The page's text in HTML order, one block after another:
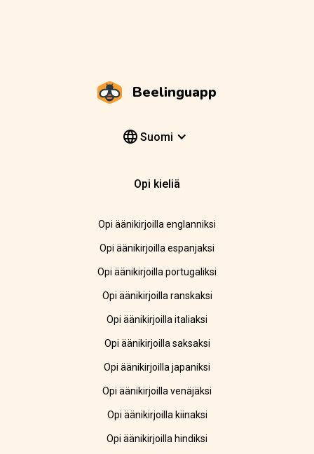
Beelinguapp
Suomi
Opi kieliä
Opi äänikirjoilla englanniksi
Opi äänikirjoilla espanjaksi
Opi äänikirjoilla portugaliksi
Opi äänikirjoilla ranskaksi
Opi äänikirjoilla italiaksi
Opi äänikirjoilla saksaksi
Opi äänikirjoilla japaniksi
Opi äänikirjoilla venäjäksi
Opi äänikirjoilla kiinaksi
Opi äänikirjoilla hindiksi